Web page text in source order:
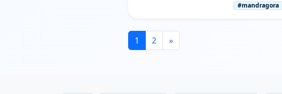
#mandragora
1 2 »